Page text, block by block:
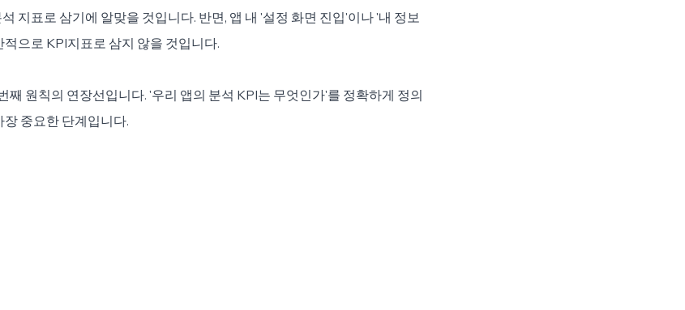
지표로 삼기에 알맞을 것입니다. 반면, 앱 내 '설정 화면 진입'이나 '내 정보
으로 KPI지표로 삼지 않을 것입니다.
째 원칙의 연장선입니다. '우리 앱의 분석 KPI는 무엇인가'를 정확하게 정의
중요한 단계입니다.